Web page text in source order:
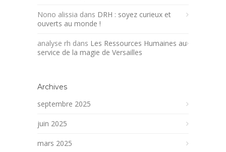
Nono alissia dans DRH : soyez curieux et
ouverts au monde !
analyse rh dans Les Ressources Humaines au
service de la magie de Versailles
Archives
septembre 2025
juin 2025
mars 2025